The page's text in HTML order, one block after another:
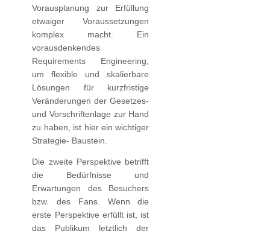
Vorausplanung zur Erfüllung
etwaiger Voraussetzungen
komplex macht. Ein
vorausdenkendes
Requirements Engineering,
um flexible und skalierbare
Lösungen für kurzfristige
Veränderungen der Gesetzes-
und Vorschriftenlage zur Hand
zu haben, ist hier ein wichtiger
Strategie- Baustein.
Die zweite Perspektive betrifft
die Bedürfnisse und
Erwartungen des Besuchers
bzw. des Fans. Wenn die
erste Perspektive erfüllt ist, ist
das Publikum letztlich der